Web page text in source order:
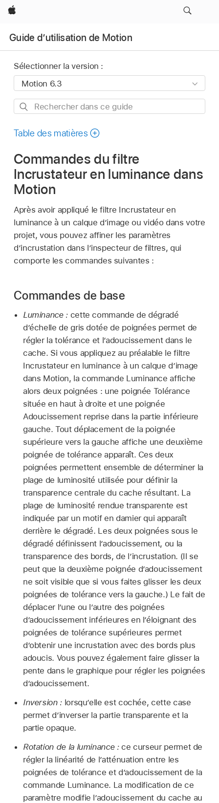
Apple
Guide d’utilisation de Motion
Sélectionner la version :
Rechercher
ce
Table des matières
Commandes du filtre
Incrustateur en luminance dans
Motion
Après avoir appliqué le filtre Incrustateur en
luminance à un calque d’image ou vidéo dans votre
projet, vous pouvez affiner les paramètres
d’incrustation dans l’inspecteur de filtres, qui
comporte les commandes suivantes :
Commandes de base
Luminance :cette commande de dégradé
d’échelle de gris dotée de poignées permet de
régler la tolérance et l’adoucissement dans le
cache. Si vous appliquez au préalable le filtre
Incrustateur en luminance à un calque d’image
dans Motion, la commande Luminance affiche
alors deux poignées : une poignée Tolérance
située en haut à droite et une poignée
Adoucissement reprise dans la partie inférieure
gauche. Tout déplacement de la poignée
supérieure vers la gauche affiche une deuxième
poignée de tolérance apparaît. Ces deux
poignées permettent ensemble de déterminer la
plage de luminosité utilisée pour définir la
transparence centrale du cache résultant. La
plage de luminosité rendue transparente est
indiquée par un motif en damier qui apparaît
derrière le dégradé. Les deux poignées sous le
dégradé définissent l’adoucissement, ou la
transparence des bords, de l’incrustation. (Il se
peut que la deuxième poignée d’adoucissement
ne soit visible que si vous faites glisser les deux
poignées de tolérance vers la gauche.) Le fait de
déplacer l’une ou l’autre des poignées
d’adoucissement inférieures en l’éloignant des
poignées de tolérance supérieures permet
d’obtenir une incrustation avec des bords plus
adoucis. Vous pouvez également faire glisser la
pente dans le graphique pour régler les poignées
d’adoucissement.
Inversion :lorsqu’elle est cochée, cette case
permet d’inverser la partie transparente et la
partie opaque.
Rotation de la luminance :ce curseur permet de
régler la linéarité de l’atténuation entre les
poignées de tolérance et d’adoucissement de la
commande Luminance. La modification de ce
paramètre modifie l’adoucissement du cache au